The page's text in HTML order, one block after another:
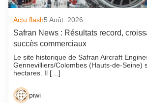
Actu flash5 Août. 2026
Safran News : Résultats record,
succès commerciaux
Le site historique de Safran Aircraft
Gennevilliers/Colombes (Hauts-de-Seine)
hectares. Il […]
piwi